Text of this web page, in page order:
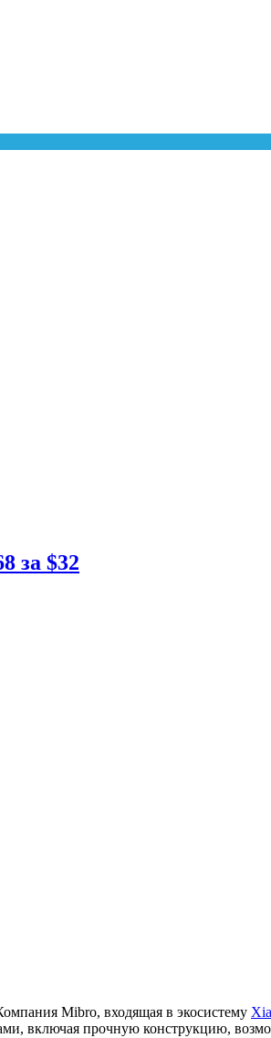
за $32
Mibro, входящая в экосистему
включая прочную конструкцию,